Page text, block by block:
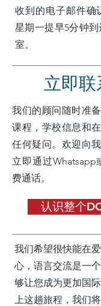
收到的电子邮件确
星期一提早5分钟
室。
立即联
我们的顾问随时准
课程，学校信息和
任何疑问。欢迎向
立即通过Whatsapp
费通话。
认识整个
我们希望很快能在
心，语言交流是一
够让您成为更加国
上这趟旅程，我们